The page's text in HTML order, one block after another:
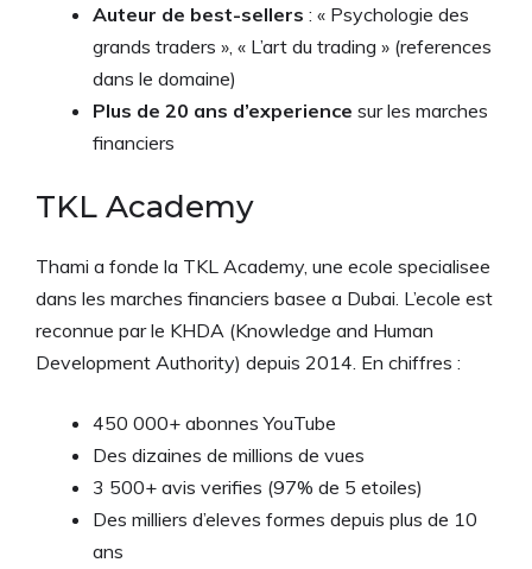
Auteur de best-sellers : « Psychologie des
grands traders », « L’art du trading » (references
dans le domaine)
Plus de 20 ans d’experience sur les marches
financiers
TKL Academy
Thami a fonde la TKL Academy, une ecole specialisee
dans les marches financiers basee a Dubai. L’ecole est
reconnue par le KHDA (Knowledge and Human
Development Authority) depuis 2014. En chiffres :
450 000+ abonnes YouTube
Des dizaines de millions de vues
3 500+ avis verifies (97% de 5 etoiles)
Des milliers d’eleves formes depuis plus de 10
ans